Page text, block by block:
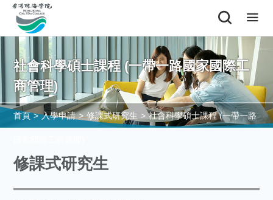
社會科學碩士課程 (一帶一路國家國際工
商管理)
首頁 > 入學申請 > 修課式研究生 > 社會科學碩士課程 (一帶一路
修課式研究生